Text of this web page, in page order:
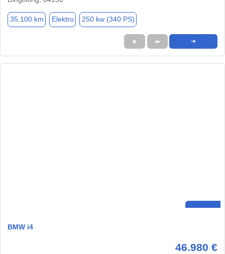
35.100 km Elektro 250 kw (340 PS)
★ ➦ ➜
BMW i4
46.980 €